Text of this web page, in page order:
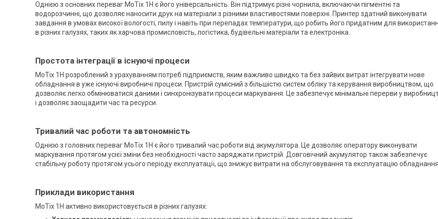
Однією з основних переваг MoTix 1H є його універсальність. Він підтримує різні чорнила, включаючи пігментні та
водорозчинні, що дозволяє наносити друк на матеріали з різними властивостями поверхні. Принтер здатний виконувати
завдання в умовах високої вологості, пилу і навіть при перепадах температури, що робить його придатним для
в різних галузях, таких як харчова промисловість, логістика, будівельні матеріали та електроніка.
Простота інтеграції в існуючі процеси
MoTix 1H розроблений з урахуванням потреб підприємств, яким важливо швидко та без зайвих витрат інтегрувати нове
обладнання в уже існуючі виробничі процеси. Пристрій сумісний з більшістю систем обліку та керування виробництвом, що
дозволяє легко обмінюватися даними і синхронізувати процеси маркування. Це забезпечує мінімальні перерви у
і дозволяє заощадити час та ресурси.
Тривалий час роботи та автономність
Однією з головних переваг MoTix 1H є його тривалий час роботи від акумулятора. Це дозволяє оператору виконувати
маркування протягом усієї зміни без необхідності часто заряджати пристрій. Довговічний акумулятор також забезпечує
стабільну роботу протягом усього періоду експлуатації, що знижує витрати на обслуговування та експлуатацію обладнання.
Приклади використання
MoTix 1H активно використовується в різних галузях: